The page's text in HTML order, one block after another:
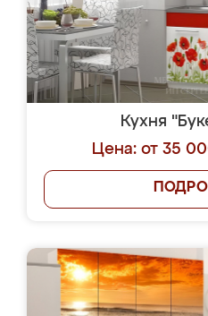
Кухня
Цена: от 35